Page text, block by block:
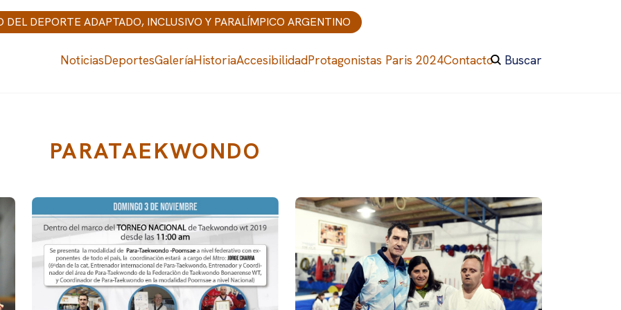
DEL DEPORTE ADAPTADO, INCLUSIVO Y PARALÍMPICO ARGENTINO
NoticiasDeportesGaleríaHistoriaAccesibilidadProtagonistas Paris 2024Contacto Buscar
PARATAEKWONDO